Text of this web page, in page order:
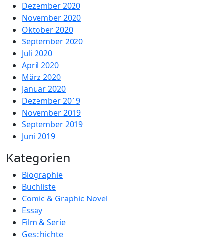
Dezember 2020
November 2020
Oktober 2020
September 2020
Juli 2020
April 2020
März 2020
Januar 2020
Dezember 2019
November 2019
September 2019
Juni 2019
Kategorien
Biographie
Buchliste
Comic & Graphic Novel
Essay
Film & Serie
Geschichte